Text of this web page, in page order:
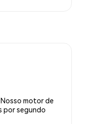
motor de
por segundo